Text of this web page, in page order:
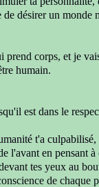
de désirer un monde
prend corps, et je
humain.
est dans le
t'a culpabilisé,
l'avant en pensant à
tes yeux au
de chaque